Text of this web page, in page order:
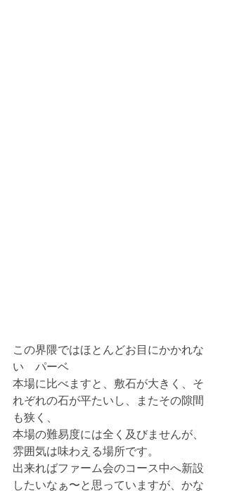
この界隈ではほとんどお目にかかれな
い　パーベ
本場に比べますと、敷石が大きく、そ
れぞれの石が平たいし、またその隙間
も狭く、
本場の難易度には全く及びませんが、
雰囲気は味わえる場所です。
出来ればファーム会のコース中へ新設
したいなぁ〜と思っていますが、かな